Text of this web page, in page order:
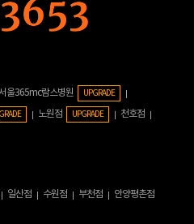
울365mc람스병원 UPGRADE
노원점 UPGRADE
천호점
일산점 수원점 부천점 안양평촌점